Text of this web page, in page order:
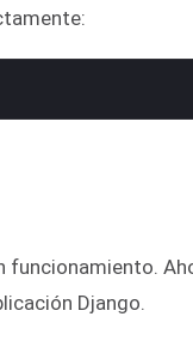
funcionamiento.
Django.